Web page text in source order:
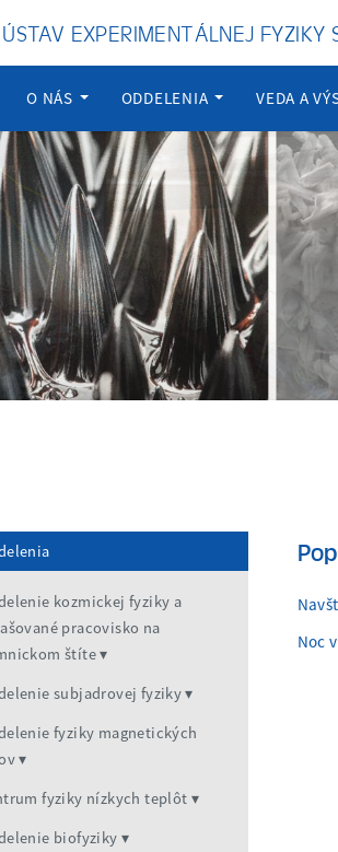
ÚSTAV EXPERIMENTÁLNEJ FYZIKY
O NÁS ODDELENIA VEDA A
Noc
kozmickej fyziky a
pracovisko na
štíte
subjadrovej fyziky
fyziky magnetických
fyziky nízkych teplôt
biofyziky